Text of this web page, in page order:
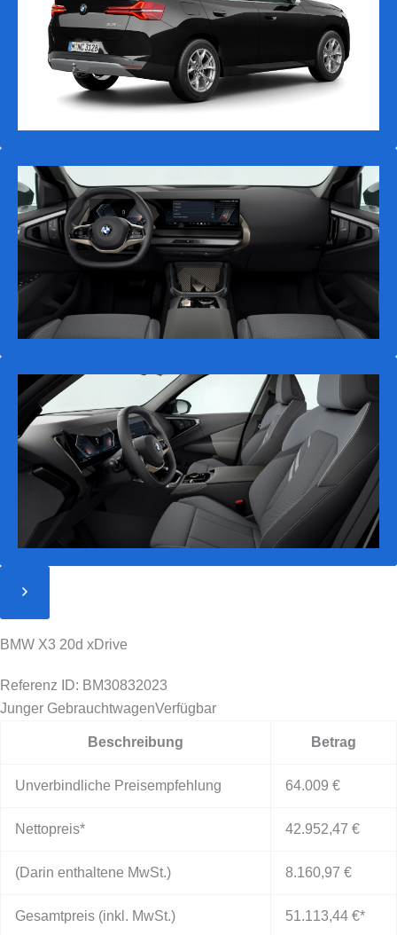
BMW X3 20d xDrive
Referenz ID: BM30832023
Junger GebrauchtwagenVerfügbar
Beschreibung Betrag
Unverbindliche Preisempfehlung 64.009 €
Nettopreis* 42.952,47 €
(Darin enthaltene MwSt.) 8.160,97 €
Gesamtpreis (inkl. MwSt.) 51.113,44 €*